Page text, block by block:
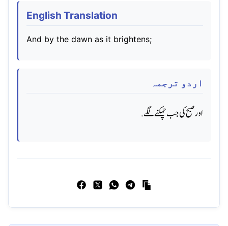
English Translation
And by the dawn as it brightens;
اردو ترجمہ
اور صبح کی جب چمکنے لگے.